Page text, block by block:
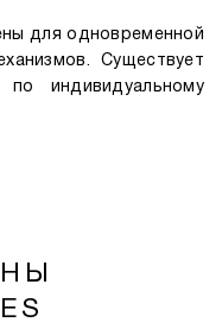
для одновременной
Существует
индивидуальному